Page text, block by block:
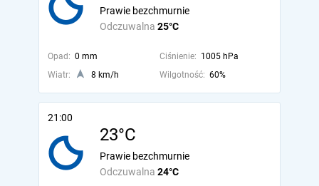
Odczuwalna 25°C
Prawie bezchmurnie
Opad: 0 mm Ciśnienie: 1005 hPa
Wiatr:
8 km/h Wilgotność: 60%
21:00
23°C
Odczuwalna 24°C
Prawie bezchmurnie